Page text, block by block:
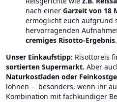
nach einer Garzeit von 18
ermöglicht euch aufgrund
hervorragenden
cremiges Risotto-Ergebnis.
Unser Einkaufstipp: Risottoreis
sortierten Supermarkt. Aber
Naturkostladen oder
lohnen – besonders, wenn ihr
Kombination mit fachkundiger